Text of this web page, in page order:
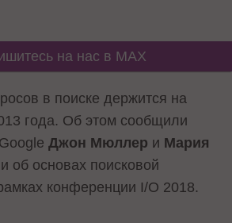
на нас в MAX
в поиске держится на
года. Об этом сообщили
Джон Мюллер и Мария
об основах поисковой
конференции I/O 2018.